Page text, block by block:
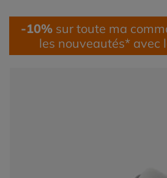
-10% sur toute ma
les nouveautés* avec